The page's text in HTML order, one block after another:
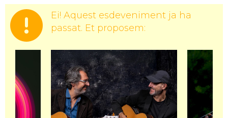
Ei! Aquest esdeveniment ja ha
passat. Et proposem: